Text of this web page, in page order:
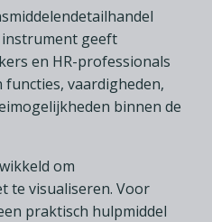
feestartikelen
geeft
en HR-professionals
vaardigheden,
binnen de
om
te visualiseren. Voor
praktisch hulpmiddel